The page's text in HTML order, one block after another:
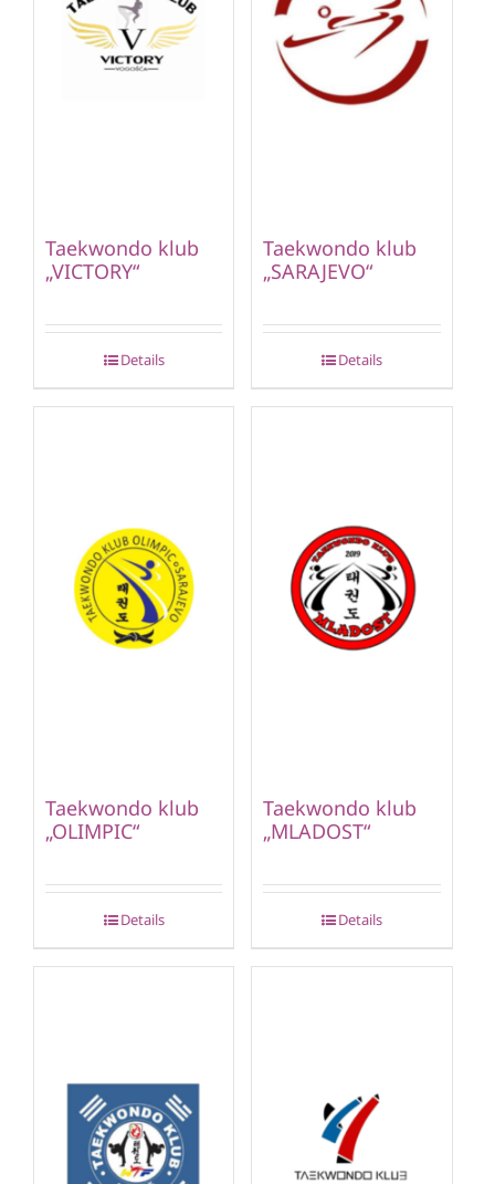
Taekwondo klub
„VICTORY“
Details
Taekwondo klub
„SARAJEVO“
Details
Taekwondo klub
„OLIMPIC“
Details
Taekwondo klub
„MLADOST“
Details